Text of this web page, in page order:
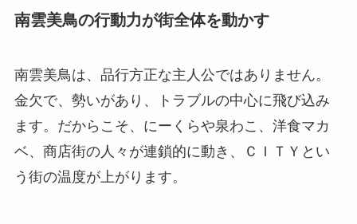
南雲美鳥の行動力が街全体を動かす
南雲美鳥は、品行方正な主人公ではありません。
金欠で、勢いがあり、トラブルの中心に飛び込み
ます。だからこそ、にーくらや泉わこ、洋食マカ
ベ、商店街の人々が連鎖的に動き、ＣＩＴＹとい
う街の温度が上がります。